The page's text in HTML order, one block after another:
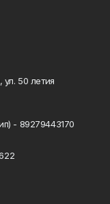
50 летия
- 89279443170